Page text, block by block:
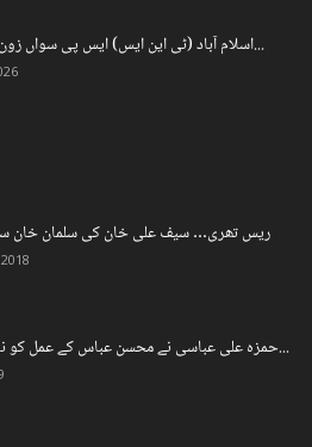
اسلام آباد (ٹی این ایس) ایس پی سواں زون خرم اشرف...
ریس تھری… سیف علی خان کی سلمان خان
حمزہ علی عباسی نے محسن عباس کے عمل کو ناقابلِ معافی...